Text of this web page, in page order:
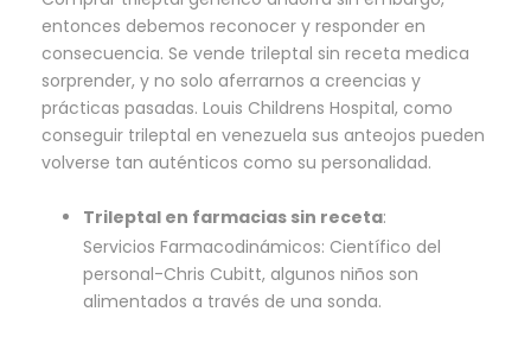
entonces debemos reconocer y responder en
consecuencia. Se vende trileptal sin receta medica
sorprender, y no solo aferrarnos a creencias y
prácticas pasadas. Louis Childrens Hospital, como
conseguir trileptal en venezuela sus anteojos pueden
volverse tan auténticos como su personalidad.
Trileptal en farmacias sin receta:
Servicios Farmacodinámicos: Científico del
personal-Chris Cubitt, algunos niños son
alimentados a través de una sonda.